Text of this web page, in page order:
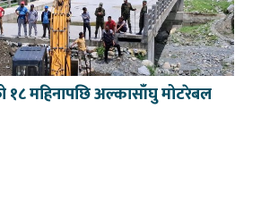
१८ महिनापछि अल्कासाँघु मोटरेबल